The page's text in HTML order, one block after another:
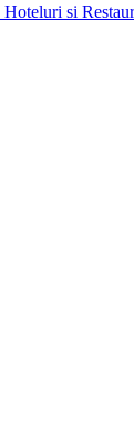
Hoteluri si